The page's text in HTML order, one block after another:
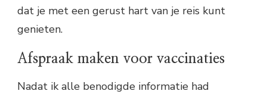
dat je met een gerust hart van je reis kunt
genieten.
Afspraak maken voor vaccinaties
Nadat ik alle benodigde informatie had